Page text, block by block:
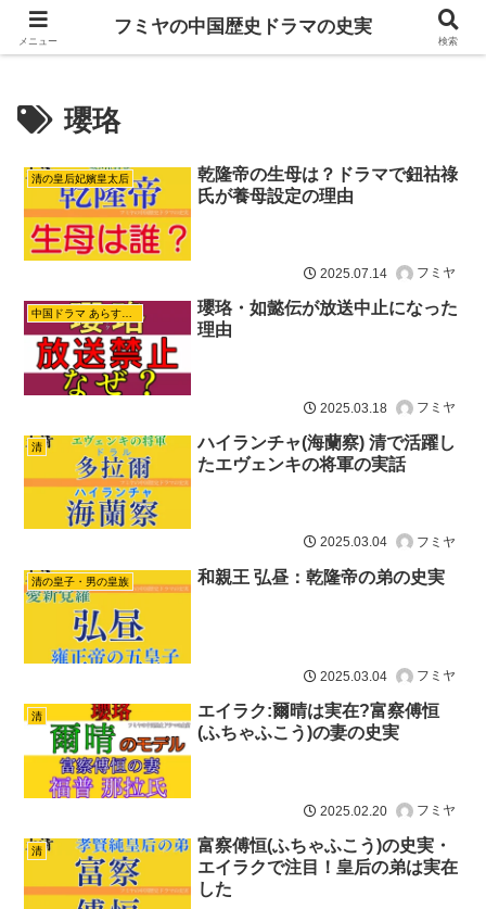
ドラマは歴史を知るともっと面白い！
瓔珞
清の皇后妃嬪皇太后
乾隆帝の生母は？ドラマで鈕祜祿
氏が養母設定の理由
2025.07.14 フミヤ
中国ドラマ あらすじ ネタバレ
瓔珞・如懿伝が放送中止になった
理由
2025.03.18 フミヤ
清
ハイランチャ(海蘭察) 清で活躍し
たエヴェンキの将軍の実話
2025.03.04 フミヤ
清の皇子・男の皇族 和親王 弘昼：乾隆帝の弟の史実
2025.03.04 フミヤ
清
エイラク:爾晴は実在?富察傅恒
(ふちゃふこう)の妻の史実
2025.02.20 フミヤ
清
富察傅恒(ふちゃふこう)の史実・
エイラクで注目！皇后の弟は実在
した
メニュー
フミヤの中国歴史ドラマの史実
検索